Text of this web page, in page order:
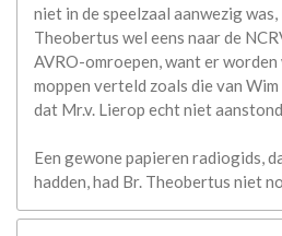
niet in de speelzaal aanwezig
Theobertus wel eens naar de
AVRO-omroepen, want er
moppen verteld zoals die van Wim
dat Mr.v. Lierop echt niet
Een gewone papieren radiogids,
hadden, had Br. Theobertus niet